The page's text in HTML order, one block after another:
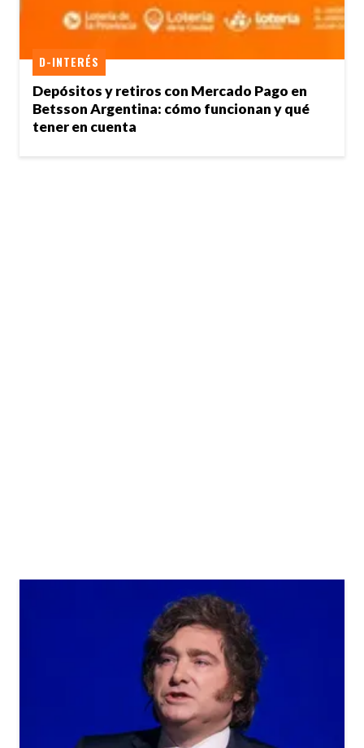
Depósitos y retiros con Mercado Pago en
Betsson Argentina: cómo funcionan y qué
tener en cuenta
D-INTERÉS